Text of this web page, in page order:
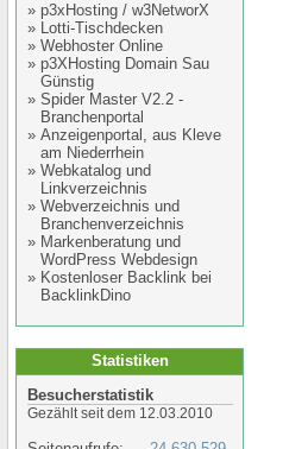
» p3xHosting / w3NetworX
» Lotti-Tischdecken
» Webhoster Online
» p3XHosting Domain Sau
Günstig
» Spider Master V2.2 -
Branchenportal
» Anzeigenportal, aus Kleve
am Niederrhein
» Webkatalog und
Linkverzeichnis
» Webverzeichnis und
Branchenverzeichnis
» Markenberatung und
WordPress Webdesign
» Kostenloser Backlink bei
BacklinkDino
Statistiken
Besucherstatistik
Gezählt seit dem 12.03.2010